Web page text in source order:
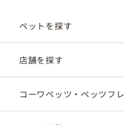
ペットを探す
店舗を探す
コーワペッツ・ペッツフ